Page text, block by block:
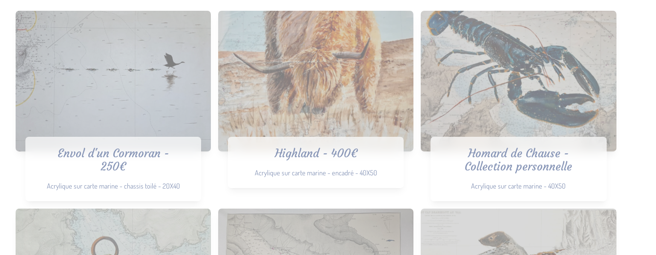
Envol d'un Cormoran -
250€
Acrylique sur carte marine - chassis toilé - 20X40
Highland - 400€
Acrylique sur carte marine - encadré - 40X50
Homard de Chause -
Collection personnelle
Acrylique sur carte marine - 40X50